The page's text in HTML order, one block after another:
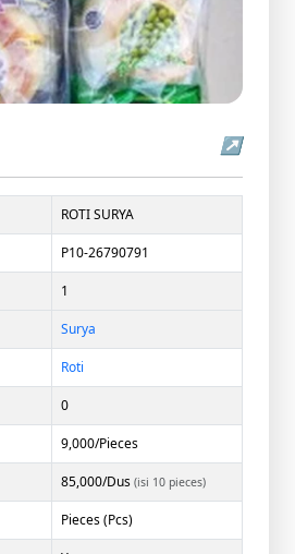
↗
ROTI SURYA
P10-26790791
1
Surya
Roti
0
9,000/Pieces
85,000/Dus (isi 10 pieces)
Pieces (Pcs)